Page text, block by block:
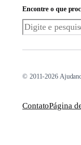
Encontre o que
Pesquisar
© 2011-2026
ContatoPágina